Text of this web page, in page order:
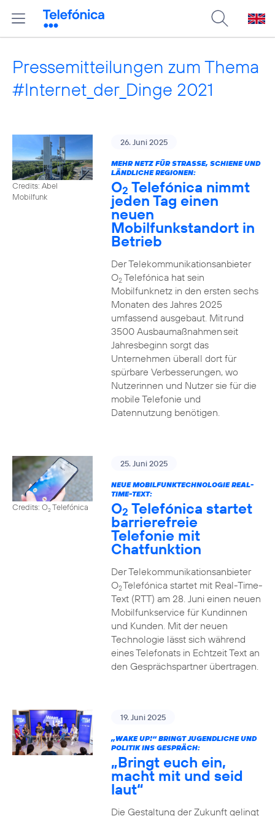
Pressemitteilungen zum Thema
#Internet_der_Dinge 2021
Credits: Abel
Mobilfunk
26. Juni 2025
MEHR NETZ FÜR STRASSE, SCHIENE UND L
ÄNDLICHE REGIONEN:
O2 Telefónica nimmt
jeden Tag einen
neuen
Mobilfunkstandort in
Betrieb
Der Telekommunikationsanbieter
O2Telefónica hat sein
Mobilfunknetz in den ersten sechs
Monaten des Jahres 2025
umfassend ausgebaut. Mit rund
3500 Ausbaumaßnahmen seit
Jahresbeginn sorgt das
Unternehmen überall dort für
spürbare Verbesserungen, wo
Nutzerinnen und Nutzer sie für die
mobile Telefonie und
Datennutzung benötigen.
Credits: O2Telefónica
25. Juni 2025
NEUE MOBILFUNKTECHNOLOGIE REAL-
TIME-TEXT:
O2 Telefónica startet
barrierefreie
Telefonie mit
Chatfunktion
Der Telekommunikationsanbieter
O2Telefónica startet mit Real-Time-
Text (RTT) am 28. Juni einen neuen
Mobilfunkservice für Kundinnen
und Kunden. Mit der neuen
Technologie lässt sich während
eines Telefonats in Echtzeit Text an
den Gesprächspartner übertragen.
19. Juni 2025
„WAKE UP!“ BRINGT JUGENDLICHE UND
POLITIK INS GESPRÄCH:
„Bringt euch ein,
macht mit und seid
laut“
Die Gestaltung der Zukunft gelingt